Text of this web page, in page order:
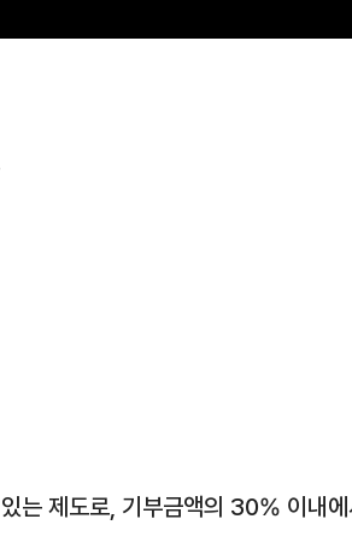
는 제도로, 기부금액의 30% 이내에